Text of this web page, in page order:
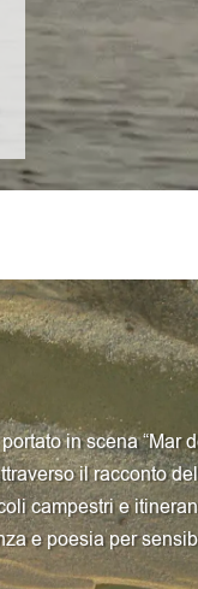
in scena “Mar
il racconto
campestri e
e poesia per